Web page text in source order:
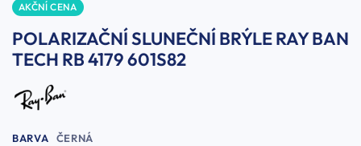
AKČNÍ CENA
POLARIZAČNÍ SLUNEČNÍ BRÝLE RAY BAN
TECH RB 4179 601S82
BARVA ČERNÁ